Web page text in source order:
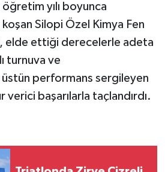
yılı boyunca
koşan Silopi Özel Kimya Fen
elde ettiği derecelerle adeta
turnuva ve
performans sergileyen
verici başarılarla taçlandırdı.